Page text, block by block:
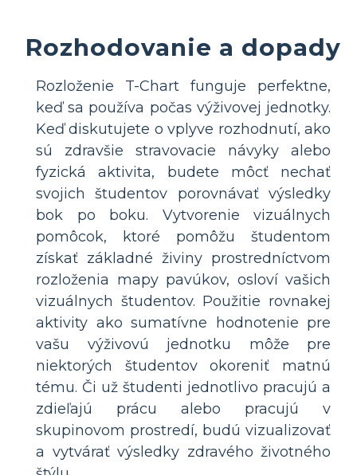
Rozhodovanie a dopady
Rozloženie T-Chart funguje perfektne,
keď sa používa počas výživovej jednotky.
Keď diskutujete o vplyve rozhodnutí, ako
sú zdravšie stravovacie návyky alebo
fyzická aktivita, budete môcť nechať
svojich študentov porovnávať výsledky
bok po boku. Vytvorenie vizuálnych
pomôcok, ktoré pomôžu študentom
získať základné živiny prostredníctvom
rozloženia mapy pavúkov, osloví vašich
vizuálnych študentov. Použitie rovnakej
aktivity ako sumatívne hodnotenie pre
vašu výživovú jednotku môže pre
niektorých študentov okoreniť matnú
tému. Či už študenti jednotlivo pracujú a
zdieľajú prácu alebo pracujú v
skupinovom prostredí, budú vizualizovať
a vytvárať výsledky zdravého životného